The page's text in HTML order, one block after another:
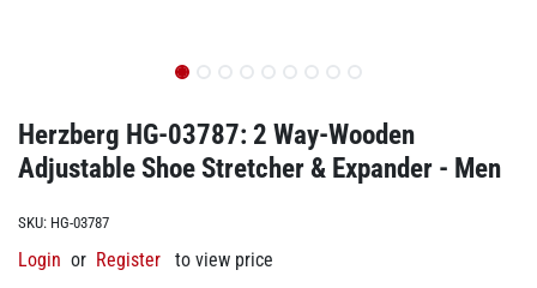
Herzberg HG-03787: 2 Way-Wooden
Adjustable Shoe Stretcher & Expander - Men
SKU: HG-03787
Login or Register to view price